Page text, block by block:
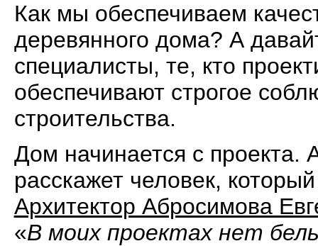
Как мы обеспечиваем
деревянного дома? А
специалисты, те, кто
обеспечивают строгое
строительства.
Дом начинается с проекта.
расскажет человек,
Архитектор Абросимова
«В моих проектах нет